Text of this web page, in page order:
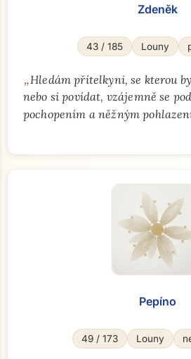
Zdeněk
43 / 185 Louny
„Hledám přítelkyni, se kterou
nebo si povídat, vzájemně se
pochopením a něžným
Pepíno
49 / 173 Louny